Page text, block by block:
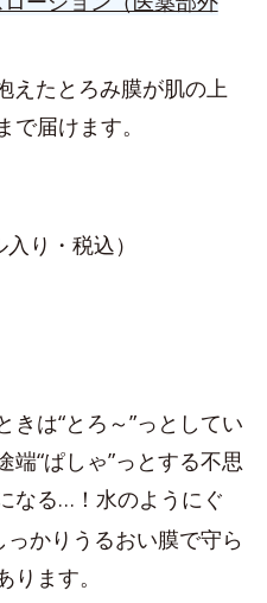
えたとろみ膜が肌の上
届けます。
り・税込）
は“とろ～”っとしてい
端“ぱしゃ”っとする不思
なる…！水のようにぐ
かりうるおい膜で守ら
ます。